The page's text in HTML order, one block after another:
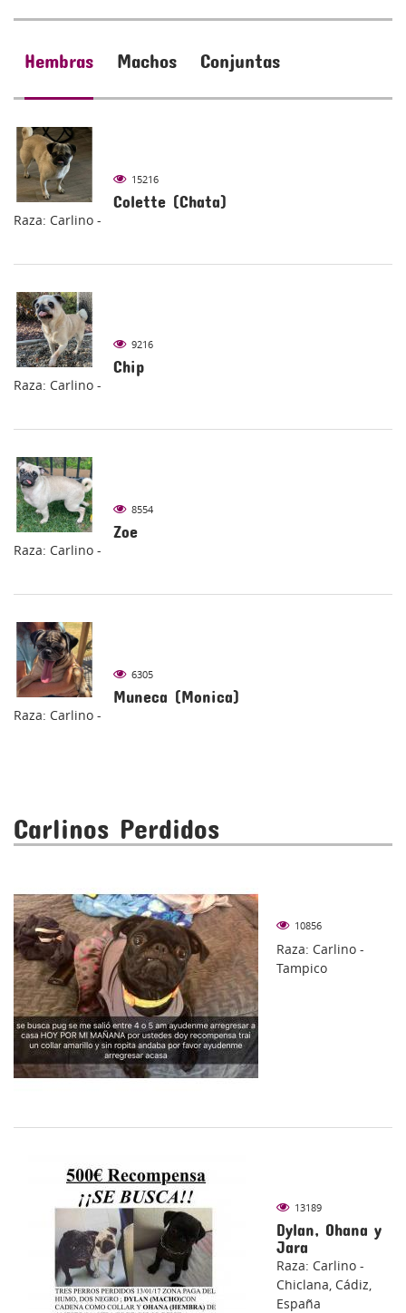
Hembras Machos Conjuntas
15216
Colette (Chata)
Raza: Carlino -
9216
Chip
Raza: Carlino -
8554
Zoe
Raza: Carlino -
6305
Muneca (Monica)
Raza: Carlino -
Carlinos Perdidos
10856
Raza: Carlino -
Tampico
13189
Dylan, Ohana y
Jara
Raza: Carlino -
Chiclana, Cádiz,
España